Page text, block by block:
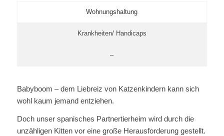
Wohnungshaltung
Krankheiten/ Handicaps
–
Babyboom – dem Liebreiz von Katzenkindern kann sich
wohl kaum jemand entziehen.
Doch unser spanisches Partnertierheim wird durch die
unzähligen Kitten vor eine große Herausforderung gestellt.